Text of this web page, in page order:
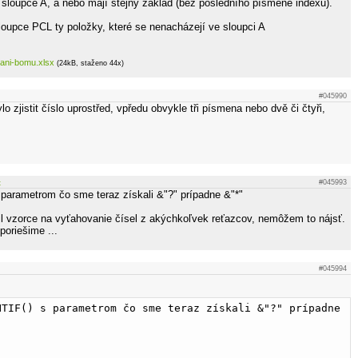
A, a nebo mají stejný základ (bez posledního písmene indexu).
PCL ty položky, které se nenacházejí ve sloupci A
bomu.xlsx (24kB, staženo 44x)
#045990
zjistit číslo uprostřed, vpředu obvykle tři písmena nebo dvě či čtyři,
#045993
čo sme teraz získali &"?" prípadne &"*"
vzorce na vyťahovanie čísel z akýchkoľvek reťazcov, nemôžem to nájsť.
...
#045994
s parametrom čo sme teraz získali &"?" prípadne